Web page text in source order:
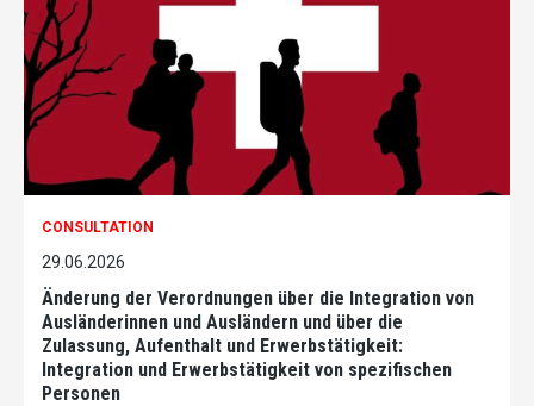
CONSULTATION
29.06.2026
Änderung der Verordnungen über die Integration von
Ausländerinnen und Ausländern und über die
Zulassung, Aufenthalt und Erwerbstätigkeit:
Integration und Erwerbstätigkeit von spezifischen
Personen